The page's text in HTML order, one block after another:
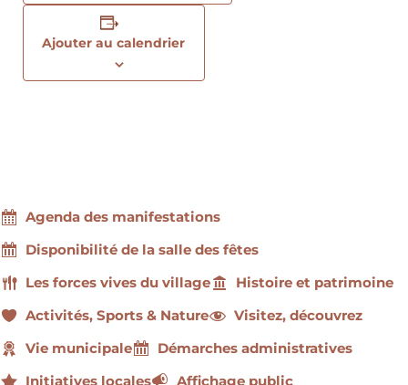
Ajouter au calendrier
Agenda des manifestations
Disponibilité de la salle des fêtes
Les forces vives du village
Histoire et patrimoine
Activités, Sports & Nature
Visitez, découvrez
Vie municipale
Démarches administratives
Initiatives locales
Affichage public